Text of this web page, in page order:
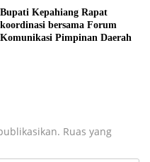
Bupati Kepahiang Rapat
koordinasi bersama Forum
Komunikasi Pimpinan Daerah
Ruas yang